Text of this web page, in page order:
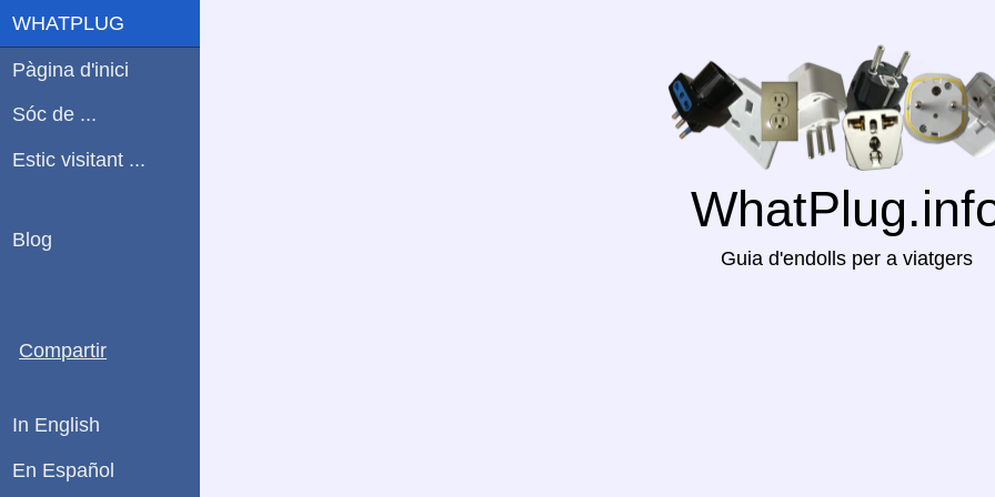
Guia d'endolls per a viatgers
WHATPLUG
Pàgina d'inici
Sóc de ...
Estic visitant ...
Blog
Compartir
In English
En Español